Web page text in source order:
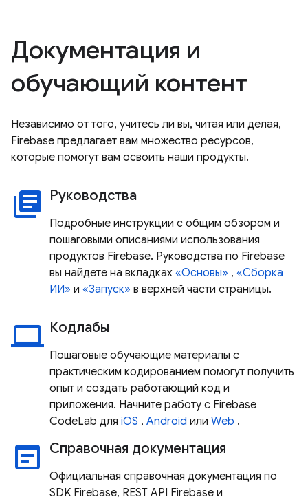
Документация и
обучающий контент
Независимо от того, учитесь ли вы, читая или делая,
Firebase предлагает вам множество ресурсов,
которые помогут вам освоить наши продукты.
library_books Руководства
Подробные инструкции с общим обзором и
пошаговыми описаниями использования
продуктов Firebase. Руководства по Firebase
вы найдете на вкладках «Основы» , «Сборка
ИИ» и «Запуск» в верхней части страницы.
laptop Кодлабы
Пошаговые обучающие материалы с
практическим кодированием помогут получить
опыт и создать работающий код и
приложения. Начните работу с Firebase
CodeLab для iOS , Android или Web .
wysiwyg Справочная документация
Официальная справочная документация по
SDK Firebase, REST API Firebase и